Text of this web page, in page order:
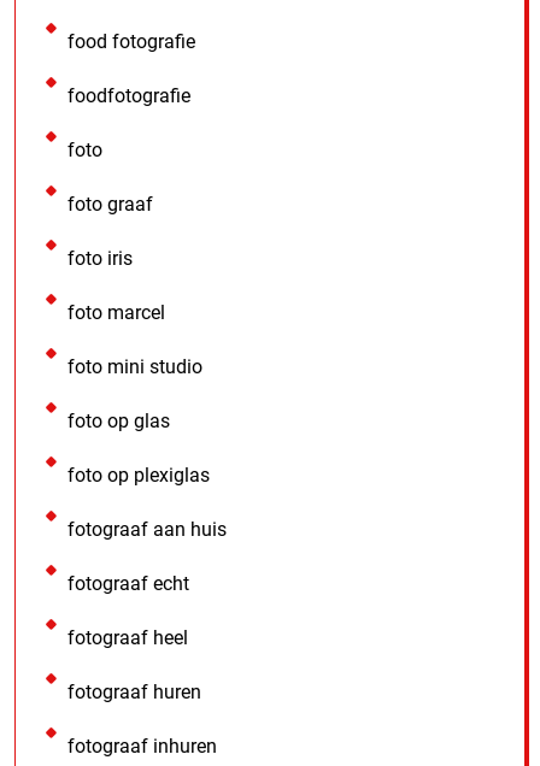
food fotografie
foodfotografie
foto
foto graaf
foto iris
foto marcel
foto mini studio
foto op glas
foto op plexiglas
fotograaf aan huis
fotograaf echt
fotograaf heel
fotograaf huren
fotograaf inhuren